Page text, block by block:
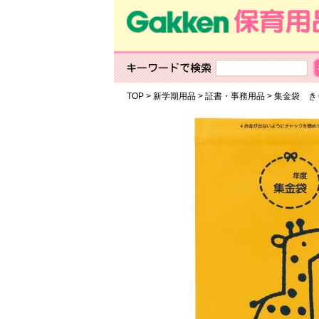
TOP> 新学期用品> 証書・事務用品> 集金袋 き